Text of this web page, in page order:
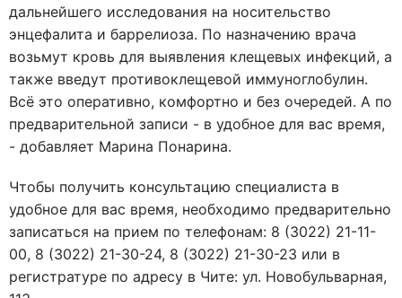
дальнейшего исследования на носительство
энцефалита и баррелиоза. По назначению врача
возьмут кровь для выявления клещевых инфекций, а
также введут противоклещевой иммуноглобулин.
Всё это оперативно, комфортно и без очередей. А по
предварительной записи - в удобное для вас время,
- добавляет Марина Понарина.
Чтобы получить консультацию специалиста в
удобное для вас время, необходимо предварительно
записаться на прием по телефонам: 8 (3022) 21-11-
00, 8 (3022) 21-30-24, 8 (3022) 21-30-23 или в
регистратуре по адресу в Чите: ул. Новобульварная,